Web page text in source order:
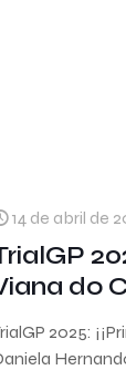
14 de abril de
do
2025: